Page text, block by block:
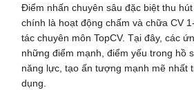
Điểm nhấn chuyên sâu đặc biệt thu
chính là hoạt động chấm và chữa CV
tác chuyên môn TopCV. Tại đây, các
những điểm mạnh, điểm yếu trong hồ
năng lực, tạo ấn tượng mạnh mẽ nhất
dụng.